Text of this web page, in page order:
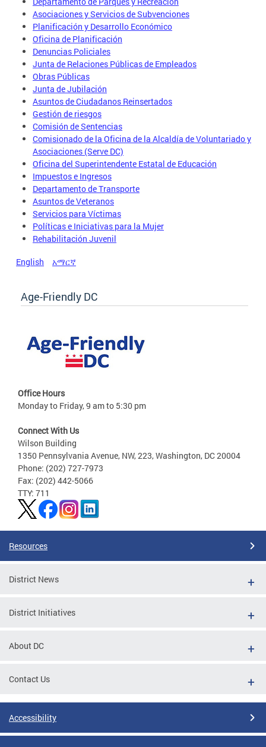
Asociaciones y Servicios de Subvenciones
Planificación y Desarrollo Económico
Oficina de Planificación
Denuncias Policiales
Junta de Relaciones Públicas de Empleados
Obras Públicas
Junta de Jubilación
Asuntos de Ciudadanos Reinsertados
Gestión de riesgos
Comisión de Sentencias
Comisionado de la Oficina de la Alcaldía de Voluntariado y
Asociaciones (Serve DC)
Oficina del Superintendente Estatal de Educación
Impuestos e Ingresos
Departamento de Transporte
Asuntos de Veteranos
Servicios para Víctimas
Políticas e Iniciativas para la Mujer
Rehabilitación Juvenil
English አማርኛ
Age-Friendly DC
Office Hours
Monday to Friday, 9 am to 5:30 pm
Connect With Us
Wilson Building
1350 Pennsylvania Avenue, NW, 223, Washington, DC 20004
Phone: (202) 727-7973
Fax: (202) 442-5066
TTY: 711
Resources
District News
District Initiatives
About DC
Contact Us
Accessibility